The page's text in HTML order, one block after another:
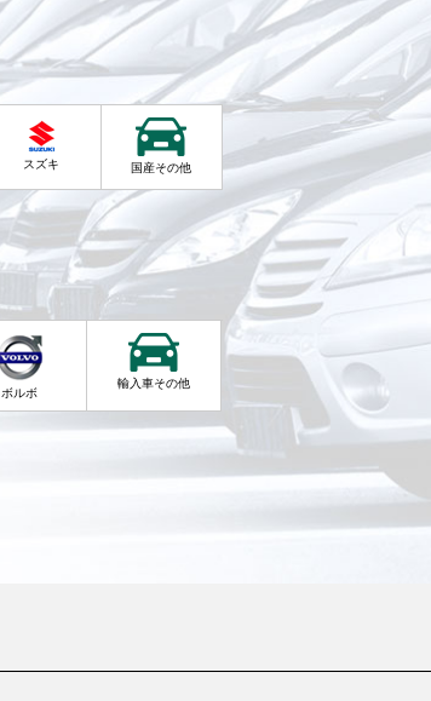
スズキ 国産その他
ボルボ
輸入車その他